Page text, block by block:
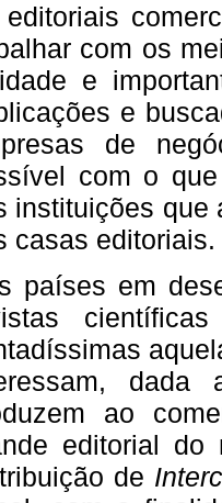
com os
e
e
de
com o
instituições que
casas editoriais.
países em
ao
editorial do
de